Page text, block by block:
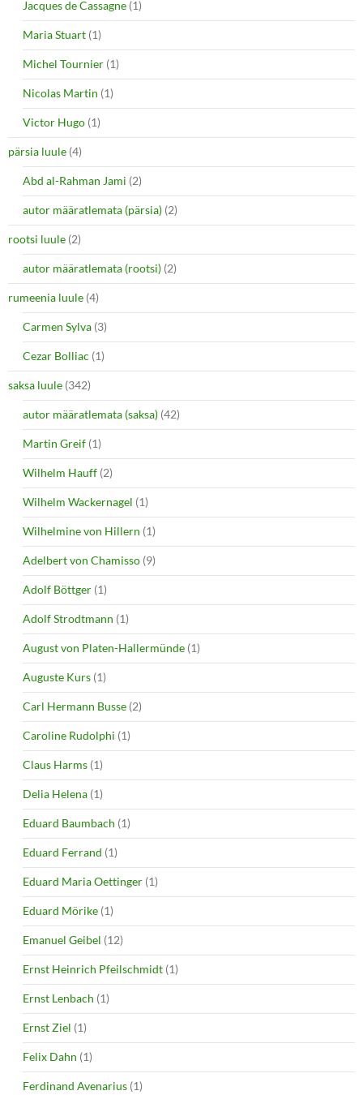
Jacques de Cassagne (1)
Maria Stuart (1)
Michel Tournier (1)
Nicolas Martin (1)
Victor Hugo (1)
pärsia luule (4)
Abd al-Rahman Jami (2)
autor määratlemata (pärsia) (2)
rootsi luule (2)
autor määratlemata (rootsi) (2)
rumeenia luule (4)
Carmen Sylva (3)
Cezar Bolliac (1)
saksa luule (342)
autor määratlemata (saksa) (42)
Martin Greif (1)
Wilhelm Hauff (2)
Wilhelm Wackernagel (1)
Wilhelmine von Hillern (1)
Adelbert von Chamisso (9)
Adolf Böttger (1)
Adolf Strodtmann (1)
August von Platen-Hallermünde (1)
Auguste Kurs (1)
Carl Hermann Busse (2)
Caroline Rudolphi (1)
Claus Harms (1)
Delia Helena (1)
Eduard Baumbach (1)
Eduard Ferrand (1)
Eduard Maria Oettinger (1)
Eduard Mörike (1)
Emanuel Geibel (12)
Ernst Heinrich Pfeilschmidt (1)
Ernst Lenbach (1)
Ernst Ziel (1)
Felix Dahn (1)
Ferdinand Avenarius (1)